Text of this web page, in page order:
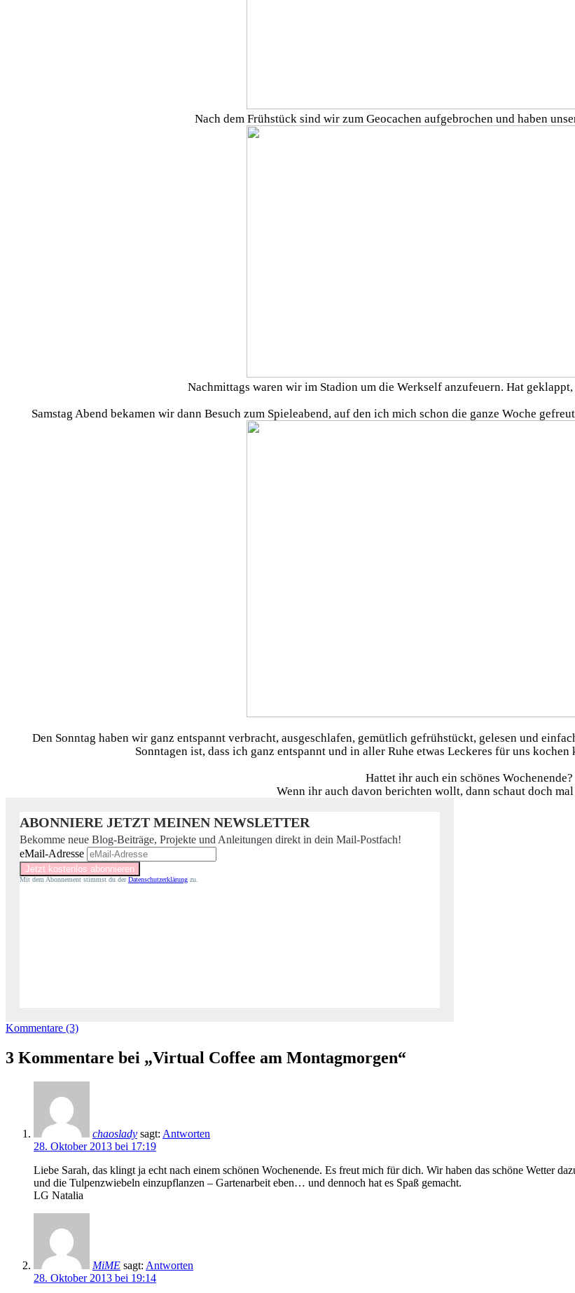
Nach dem Frühstück sind wir zum Geocachen aufgebrochen und haben
Nachmittags waren wir im Stadion um die Werkself anzufeuern. Hat
Samstag Abend bekamen wir dann Besuch zum Spieleabend, auf den ich mich schon die ganze Woche
Den Sonntag haben wir ganz entspannt verbracht, ausgeschlafen, gemütlich gefrühstückt, gelesen und
Sonntagen ist, dass ich ganz entspannt und in aller Ruhe etwas Leckeres für uns kochen
Hattet ihr auch ein schönes Wochenende?
Wenn ihr auch davon berichten wollt, dann schaut doch mal
ABONNIERE JETZT MEINEN NEWSLETTER
Bekomme neue Blog-Beiträge, Projekte und Anleitungen direkt in dein Mail-Postfach!
eMail-Adresse
Mit dem Abonnement stimmst du derDatenschutzerklärung zu.
Kommentare (3)
3 Kommentare bei „Virtual Coffee am Montagmorgen“
chaoslady sagt: Antworten
28. Oktober 2013 bei 17:19
Liebe Sarah, das klingt ja echt nach einem schönen Wochenende. Es freut mich für dich. Wir haben das schöne Wetter
und die Tulpenzwiebeln einzupflanzen – Gartenarbeit eben… und dennoch hat es Spaß gemacht.
LG Natalia
MiME sagt: Antworten
28. Oktober 2013 bei 19:14